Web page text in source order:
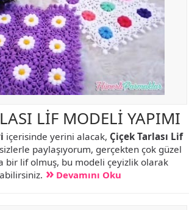
LİF MODELİ YAPIMI
içerisinde yerini alacak, Çiçek Tarlası Lif
sizlerle paylaşıyorum, gerçekten çok güzel
bir lif olmuş, bu modeli çeyizlik olarak
Devamını Oku